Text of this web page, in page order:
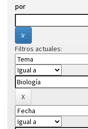
por
Filtros actuales: